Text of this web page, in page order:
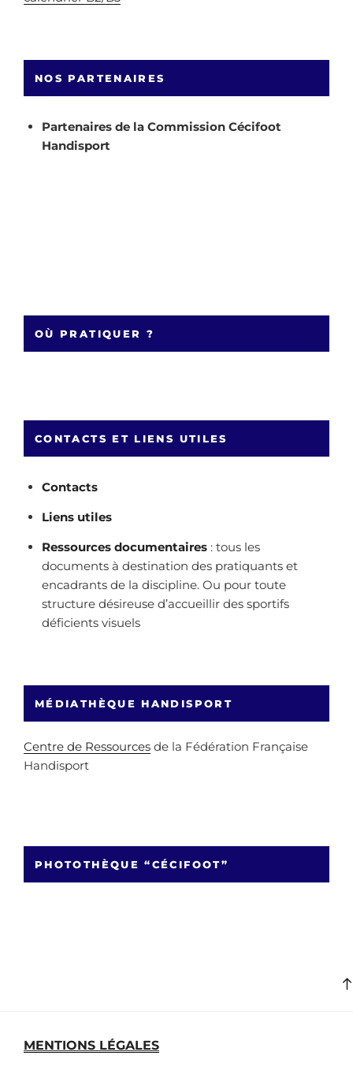
NOS PARTENAIRES
Partenaires de la Commission Cécifoot
Handisport
OÙ PRATIQUER ?
CONTACTS ET LIENS UTILES
Contacts
Liens utiles
Ressources documentaires : tous les
documents à destination des pratiquants et
encadrants de la discipline. Ou pour toute
structure désireuse d’accueillir des sportifs
déficients visuels
MÉDIATHÈQUE HANDISPORT
Centre de Ressources de la Fédération Française
Handisport
PHOTOTHÈQUE “CÉCIFOOT”
MENTIONS LÉGALES